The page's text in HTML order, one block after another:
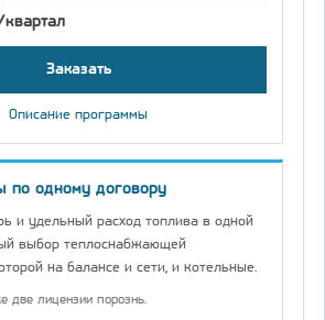
Заказать
Описание программы
по одному договору
и удельный расход топлива в одной
выбор теплоснабжающей
на балансе и сети, и котельные.
две лицензии порознь.